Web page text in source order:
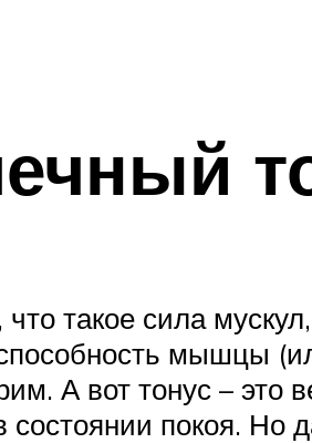
такое сила
мышцы
А вот тонус – это
покоя. Но